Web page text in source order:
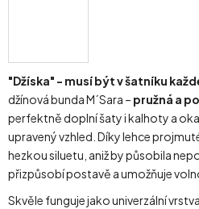
"Džíska" - musí být v šatníku
džínová bunda M´Sara – pružná a
perfektně doplní šaty i kalhoty a
upravený vzhled. Díky lehce
hezkou siluetu, aniž by působila
přizpůsobí postavě a umožňuje
Skvěle funguje jako univerzální